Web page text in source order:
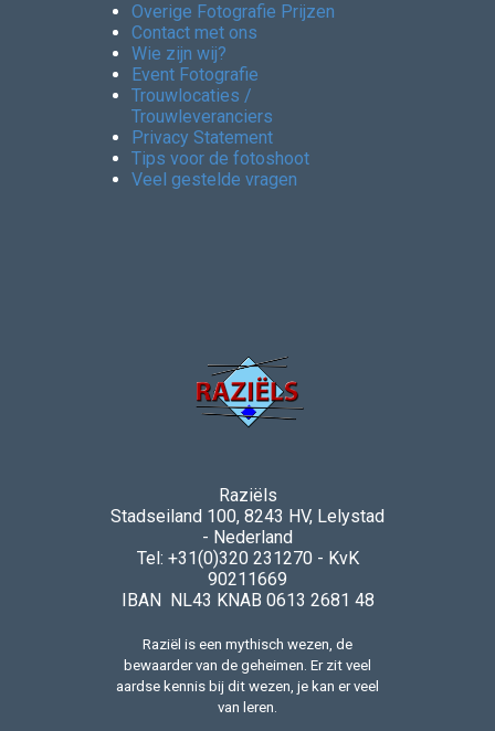
Overige Fotografie Prijzen
Contact met ons
Wie zijn wij?
Event Fotografie
Trouwlocaties /
Trouwleveranciers
Privacy Statement
Tips voor de fotoshoot
Veel gestelde vragen
Raziëls
Stadseiland 100, 8243 HV, Lelystad
- Nederland
Tel: +31(0)320 231270 - KvK
90211669
IBAN NL43 KNAB 0613 2681 48
Raziël is een mythisch wezen, de
bewaarder van de geheimen. Er zit veel
aardse kennis bij dit wezen, je kan er veel
van leren.